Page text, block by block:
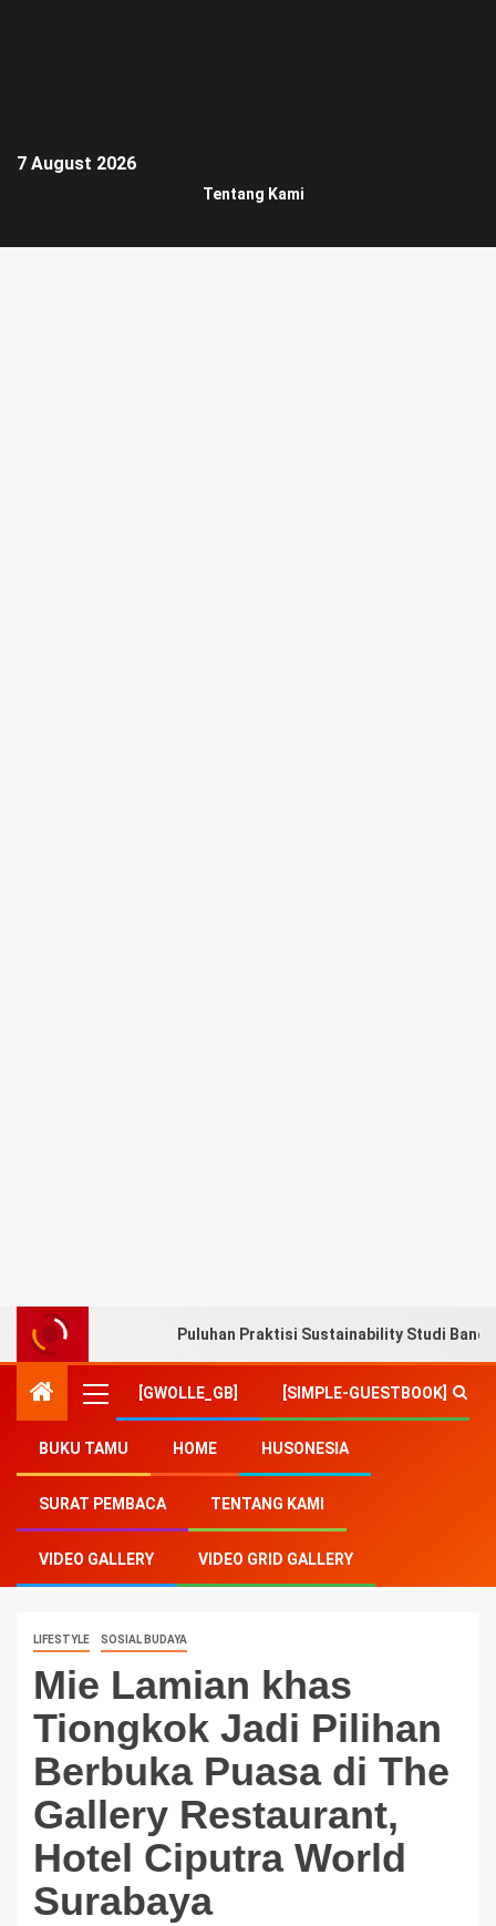
7 August 2026
Tentang Kami
Puluhan Praktisi Sustainability Studi
[GWOLLE_GB] [SIMPLE-GUESTBOOK]
BUKU TAMU HOME HUSONESIA
SURAT PEMBACA TENTANG KAMI
VIDEO GALLERY VIDEO GRID GALLERY
Home-Lifestyle-Mie Lamian khas Tiongkok Jadi
Pilihan Berbuka Puasa di The Gallery Restaurant,
Hotel Ciputra World Surabaya
LIFESTYLE SOSIAL BUDAYA
Mie Lamian khas
Tiongkok Jadi Pilihan
Berbuka Puasa di The
Gallery Restaurant,
Hotel Ciputra World
Surabaya